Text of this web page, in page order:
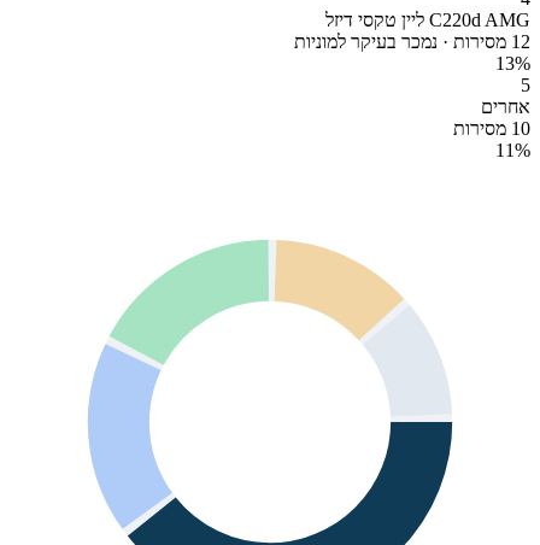
C220d AMG ליין טקסי דיזל
12 מסירות · נמכר בעיקר למוניות
13%
5
אחרים
10 מסירות
11%